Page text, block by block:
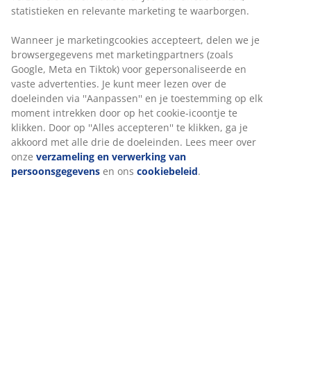
Specificaties
Beoordelingen
(34)
Levering